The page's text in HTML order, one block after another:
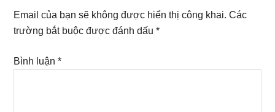
Interactions
Email của bạn sẽ không được hiển thị công khai. Các
trường bắt buộc được đánh dấu*
Bình luận*